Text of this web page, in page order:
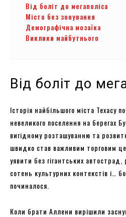
Від боліт до мегаполіса
Місто без зонування
Демографічна мозаїка
Виклики майбутнього
Від боліт до
Історія найбільшого міста Техасу
невеликого поселення на берегах
вигідному розташуванню та
швидко став важливим торговим
уявити без гігантських автострад,
сотень культурних контекстів і…
починалося.
Коли брати Аллени вирішили